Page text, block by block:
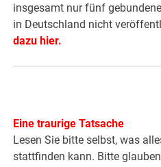
insgesamt nur fünf
in Deutschland nicht
dazu hier.
Eine traurige Tatsache
Lesen Sie bitte selbst, was
stattfinden kann. Bitte